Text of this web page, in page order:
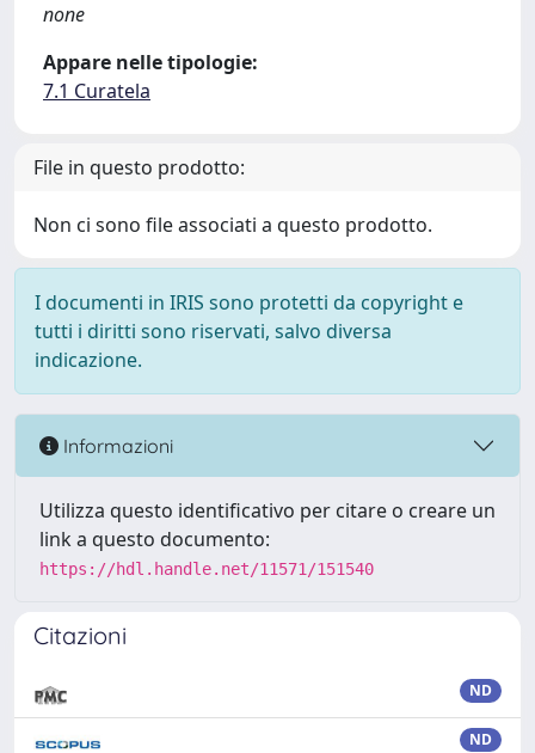
none
Appare nelle tipologie:
7.1 Curatela
File in questo prodotto:
Non ci sono file associati a questo prodotto.
I documenti in IRIS sono protetti da copyright e
tutti i diritti sono riservati, salvo diversa
indicazione.
Informazioni
Utilizza questo identificativo per citare o creare un
link a questo documento:
https://hdl.handle.net/11571/151540
Citazioni
ND
ND